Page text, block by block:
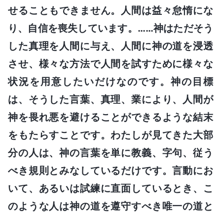
せることもできません。人間は益々怠惰にな
り、自信を喪失しています。……神はただそう
した真理を人間に与え、人間に神の道を浸透
させ、様々な方法で人間を試すために様々な
状況を用意したいだけなのです。神の目標
は、そうした言葉、真理、業により、人間が
神を畏れ悪を避けることができるような結末
をもたらすことです。わたしが見てきた大部
分の人は、神の言葉を単に教義、字句、従う
べき規則とみなしているだけです。言動にお
いて、あるいは試練に直面しているとき、こ
のような人は神の道を遵守すべき唯一の道と